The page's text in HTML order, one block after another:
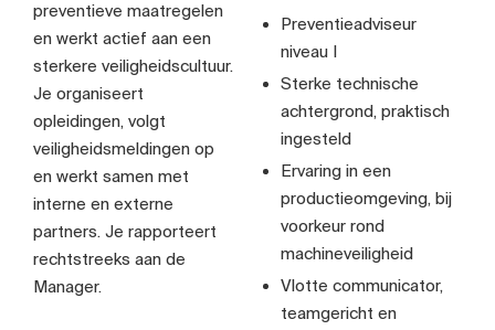
preventieve maatregelen
en werkt actief aan een
sterkere veiligheidscultuur.
Je organiseert
opleidingen, volgt
veiligheidsmeldingen op
en werkt samen met
interne en externe
partners. Je rapporteert
rechtstreeks aan de
Manager.
Preventieadviseur
niveau I
Sterke technische
achtergrond, praktisch
ingesteld
Ervaring in een
productieomgeving, bij
voorkeur rond
machineveiligheid
Vlotte communicator,
teamgericht en